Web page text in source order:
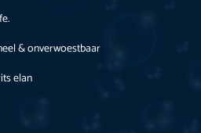
& onverwoestbaar
elan